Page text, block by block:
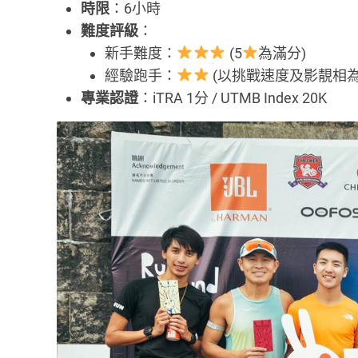
時限 ：6小時
難度評級 ：
新手難度：
(5
為滿分)
經驗跑手：
(以挑戰速度及影靚相
專業認證：iTRA 1分 / UTMB Index 20K